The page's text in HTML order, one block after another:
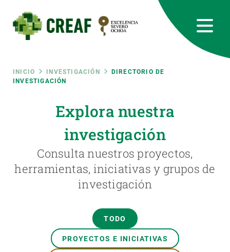
contenido
principal
Ruta
navegación
INICIO INVESTIGACIÓN
DIRECTORIO DE
INVESTIGACIÓN
Explora nuestra
investigación
Consulta nuestros proyectos,
herramientas, iniciativas y grupos de
investigación
TODO
PROYECTOS E INICIATIVAS
RRSS
Featured
responsive
Responsive
SOBRE NOSOTROS
ÚNETE A NOSOTROS